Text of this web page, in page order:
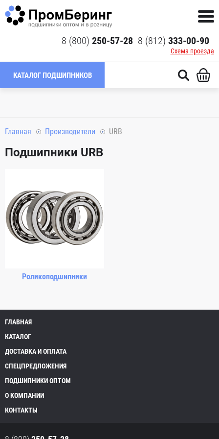
8 (800) 250-57-28 8 (812) 333-00-90
Схема проезда
КАТАЛОГ ПОДШИПНИКОВ
Главная Производители URB
Подшипники URB
Роликоподшипники
ГЛАВНАЯ
КАТАЛОГ
ДОСТАВКА И ОПЛАТА
СПЕЦПРЕДЛОЖЕНИЯ
ПОДШИПНИКИ ОПТОМ
О КОМПАНИИ
КОНТАКТЫ